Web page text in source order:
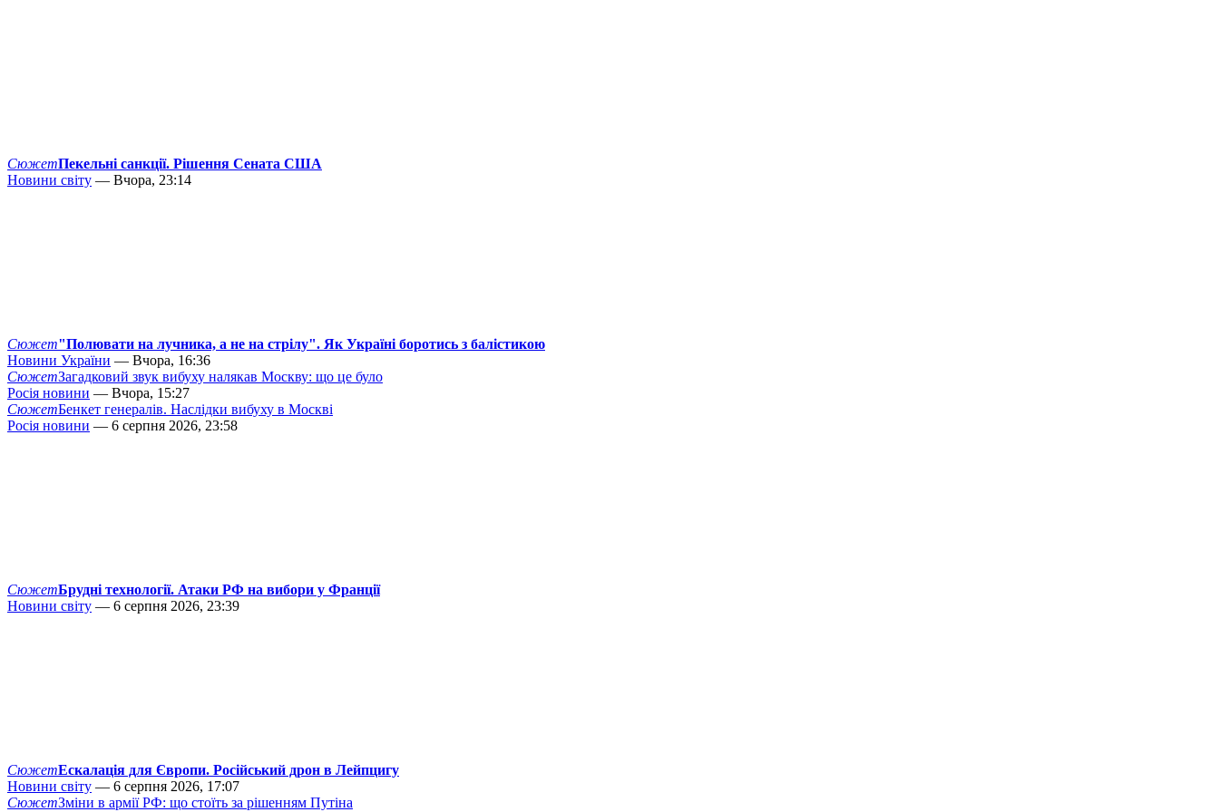
СюжетПекельні санкції. Рішення Сената США
Новини світу — Вчора, 23:14
Сюжет"Полювати на лучника, а не на стрілу". Як Україні боротись з балістикою
Новини України — Вчора, 16:36
СюжетЗагадковий звук вибуху налякав Москву: що це було
Росія новини — Вчора, 15:27
СюжетБенкет генералів. Наслідки вибуху в Москві
Росія новини — 6 серпня 2026, 23:58
СюжетБрудні технології. Атаки РФ на вибори у Франції
Новини світу — 6 серпня 2026, 23:39
СюжетЕскалація для Європи. Російський дрон в Лейпцигу
Новини світу — 6 серпня 2026, 17:07
СюжетЗміни в армії РФ: що стоїть за рішенням Путіна